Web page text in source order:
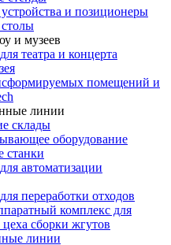
и позиционеры
и музеев
театра и концерта
помещений и
линии
склады
оборудование
станки
автоматизации
переработки отходов
комплекс для
сборки жгутов
линии